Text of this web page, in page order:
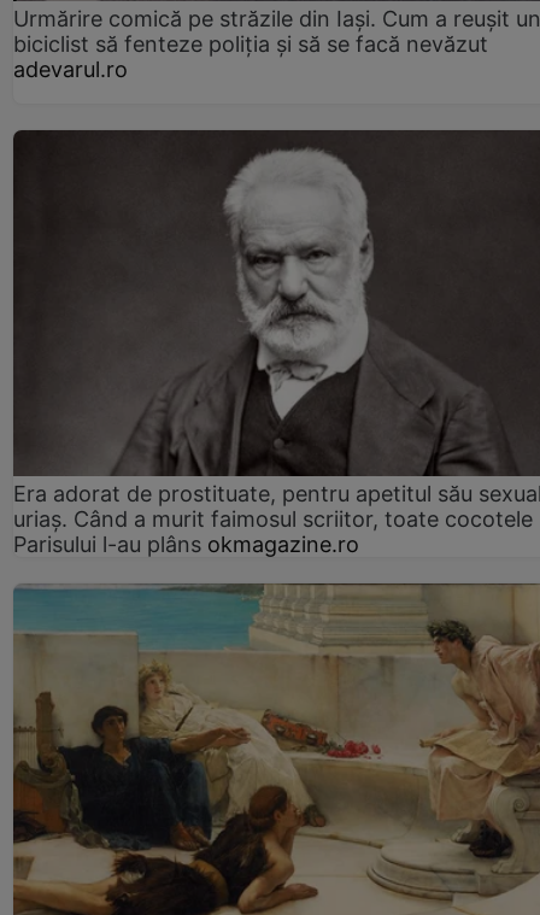
Urmărire comică pe străzile din Iași. Cum a reușit un
biciclist să fenteze poliția și să se facă nevăzut
adevarul.ro
Era adorat de prostituate, pentru apetitul său
uriaș. Când a murit faimosul scriitor, toate cocotele
Parisului l-au plâns okmagazine.ro